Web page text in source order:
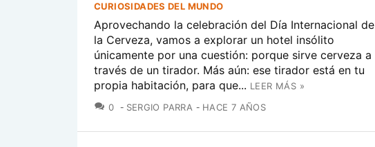
CURIOSIDADES DEL MUNDO
Aprovechando la celebración del Día Internacional de
la Cerveza, vamos a explorar un hotel insólito
únicamente por una cuestión: porque sirve cerveza a
través de un tirador. Más aún: ese tirador está en tu
propia habitación, para que... LEER MÁS »
0 COMENTARIOS
SERGIO PARRA HACE 7 AÑOS